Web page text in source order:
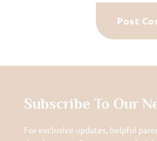
Subscribe To Our
For exclusive updates, helpful